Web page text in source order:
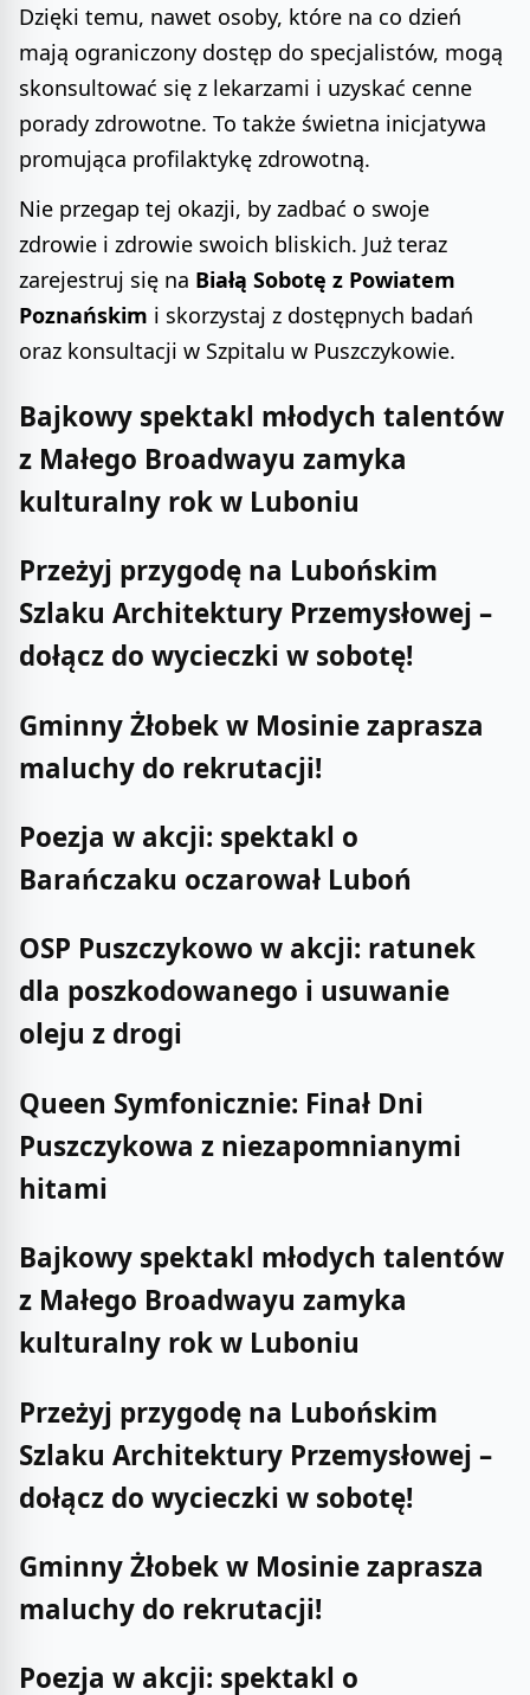
Dzięki temu, nawet osoby, które na co dzień
mają ograniczony dostęp do specjalistów, mogą
skonsultować się z lekarzami i uzyskać cenne
porady zdrowotne. To także świetna inicjatywa
promująca profilaktykę zdrowotną.
Nie przegap tej okazji, by zadbać o swoje
zdrowie i zdrowie swoich bliskich. Już teraz
zarejestruj się na Białą Sobotę z Powiatem
Poznańskim i skorzystaj z dostępnych badań
oraz konsultacji w Szpitalu w Puszczykowie.
Bajkowy spektakl młodych talentów
z Małego Broadwayu zamyka
kulturalny rok w Luboniu
Przeżyj przygodę na Lubońskim
Szlaku Architektury Przemysłowej –
dołącz do wycieczki w sobotę!
Gminny Żłobek w Mosinie zaprasza
maluchy do rekrutacji!
Poezja w akcji: spektakl o
Barańczaku oczarował Luboń
OSP Puszczykowo w akcji: ratunek
dla poszkodowanego i usuwanie
oleju z drogi
Queen Symfonicznie: Finał Dni
Puszczykowa z niezapomnianymi
hitami
Bajkowy spektakl młodych talentów
z Małego Broadwayu zamyka
kulturalny rok w Luboniu
Przeżyj przygodę na Lubońskim
Szlaku Architektury Przemysłowej –
dołącz do wycieczki w sobotę!
Gminny Żłobek w Mosinie zaprasza
maluchy do rekrutacji!
Poezja w akcji: spektakl o